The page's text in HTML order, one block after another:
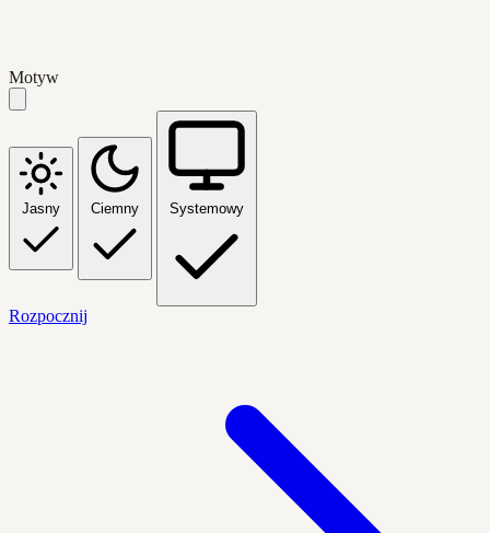
Motyw
Jasny Ciemny Systemowy
Rozpocznij